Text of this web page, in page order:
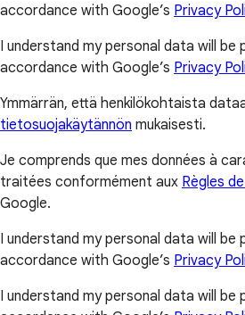
accordance with Google’s Privacy
I understand my personal data will be
accordance with Google’s Privacy
Ymmärrän, että henkilökohtaista
tietosuojakäytännön mukaisesti.
Je comprends que mes données à
traitées conformément aux Règles
Google.
I understand my personal data will be
accordance with Google’s Privacy
I understand my personal data will be